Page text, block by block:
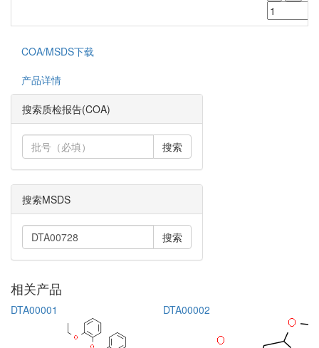
COA/MSDS下载
产品详情
搜索质检报告(COA)
搜索
搜索MSDS
搜索
相关产品
DTA00001 DTA00002